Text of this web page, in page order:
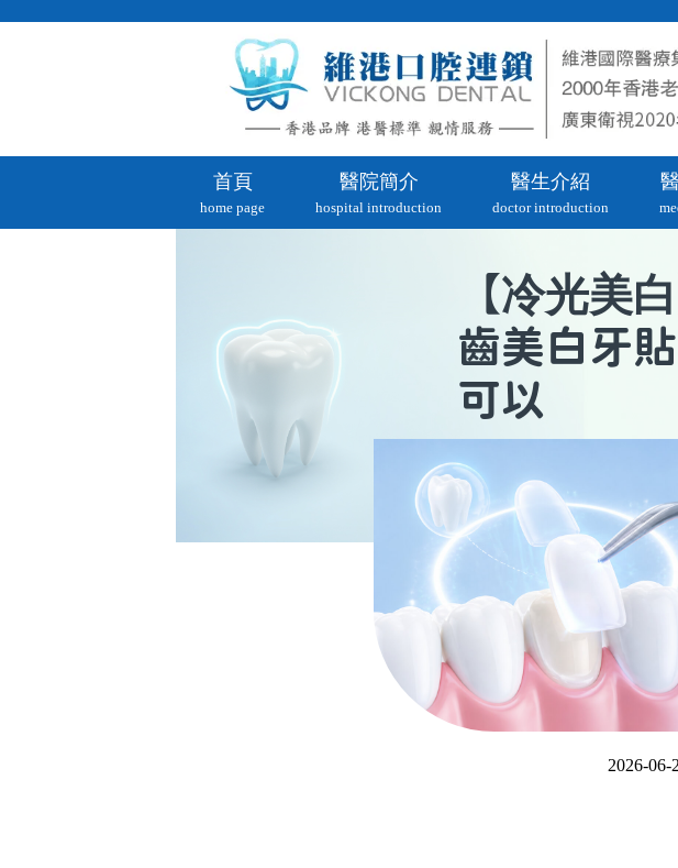
首頁
home page
醫院簡介
hospital introduction
醫生介紹
doctor introduction
【冷光美白
齒美白牙
可以
2026-06-